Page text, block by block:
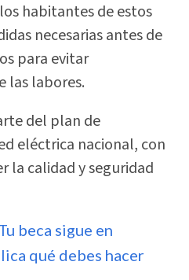
habitantes de estos
necesarias antes de
para evitar
las labores.
del plan de
eléctrica nacional, con
la calidad y seguridad
beca sigue en
qué debes hacer